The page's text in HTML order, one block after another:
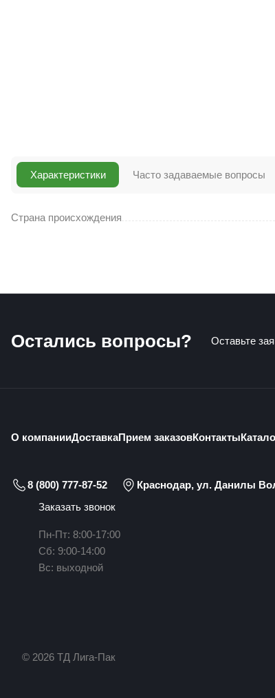
Характеристики
Страна происхождения
Часто задаваемые вопросы
Остались вопросы? Оставьте
О компанииДоставкаПрием заказовКонтакты
8 (800) 777-87-52
Заказать звонок
Пн-Пт: 8:00-17:00
Сб: 9:00-14:00
Вс: выходной
Краснодар, ул. Данилы
© 2026 ТД Лига-Пак